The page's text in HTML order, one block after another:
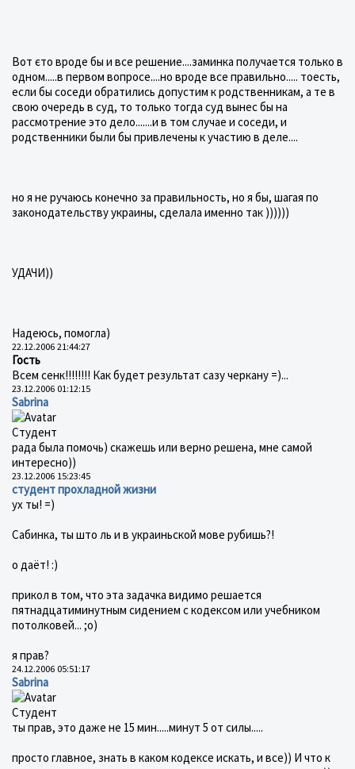
Вот єто вроде бы и все решение....заминка получается только в
одном.....в первом вопросе....но вроде все правильно..... тоесть,
если бы соседи обратились допустим к родственникам, а те в
свою очередь в суд, то только тогда суд вынес бы на
рассмотрение это дело.......и в том случае и соседи, и
родственники были бы привлечены к участию в деле....
но я не ручаюсь конечно за правильность, но я бы, шагая по
законодательству украины, сделала именно так ))))))
УДАЧИ))
Надеюсь, помогла)
22.12.2006 21:44:27
Гость
Всем сенк!!!!!!!! Как будет результат сазу черкану =)...
23.12.2006 01:12:15
Sabrina
Студент
рада была помочь) скажешь или верно решена, мне самой
интересно))
23.12.2006 15:23:45
студент прохладной жизни
ух ты! =)
Сабинка, ты што ль и в украиньской мове рубишь?!
о даёт! :)
прикол в том, что эта задачка видимо решается
пятнадцатиминутным сидением с кодексом или учебником
потолковей... ;о)
я прав?
24.12.2006 05:51:17
Sabrina
Студент
ты прав, это даже не 15 мин.....минут 5 от силы.....
просто главное, знать в каком кодексе искать, и все)) И что к